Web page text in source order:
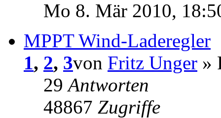
Mo 8. Mär 2010,
MPPT Wind-Laderegler
1, 2, 3von Fritz Unger »
29Antworten
48867 Zugriffe